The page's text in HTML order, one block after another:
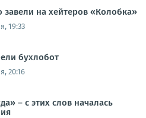
завели на хейтеров «Колобка»
19:33
бухлобот
20:16
– с этих слов началась